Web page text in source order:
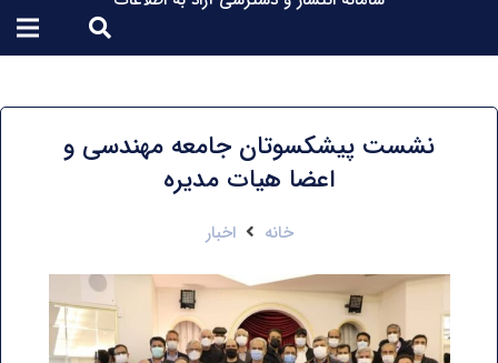
نشست پیشکسوتان جامعه مهندسی و
اعضا هیات مدیره
خانه اخبار